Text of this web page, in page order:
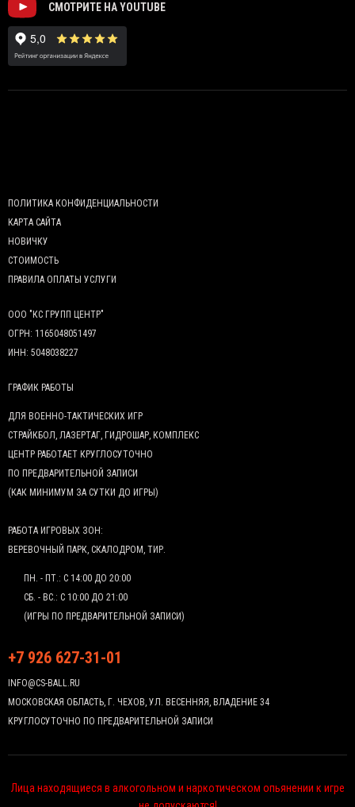
СМОТРИТЕ НА YOUTUBE
ПОЛИТИКА КОНФИДЕНЦИАЛЬНОСТИ
КАРТА САЙТА
НОВИЧКУ
СТОИМОСТЬ
ПРАВИЛА ОПЛАТЫ УСЛУГИ
ООО "КС ГРУПП ЦЕНТР"
ОГРН: 1165048051497
ИНН: 5048038227
ГРАФИК РАБОТЫ
ДЛЯ ВОЕННО-ТАКТИЧЕСКИХ ИГР
СТРАЙКБОЛ, ЛАЗЕРТАГ, ГИДРОШАР, КОМПЛЕКС
ЦЕНТР РАБОТАЕТ КРУГЛОСУТОЧНО
ПО ПРЕДВАРИТЕЛЬНОЙ ЗАПИСИ
(КАК МИНИМУМ ЗА СУТКИ ДО ИГРЫ)
РАБОТА ИГРОВЫХ ЗОН:
ВЕРЕВОЧНЫЙ ПАРК, СКАЛОДРОМ, ТИР.
ПН. - ПТ.: С 14:00 ДО 20:00
СБ. - ВС.: С 10:00 ДО 21:00
(ИГРЫ ПО ПРЕДВАРИТЕЛЬНОЙ ЗАПИСИ)
+7 926 627-31-01
INFO@CS-BALL.RU
МОСКОВСКАЯ ОБЛАСТЬ, Г. ЧЕХОВ, УЛ. ВЕСЕННЯЯ, ВЛАДЕНИЕ 34
КРУГЛОСУТОЧНО ПО ПРЕДВАРИТЕЛЬНОЙ ЗАПИСИ
Лица находящиеся в алкогольном и наркотическом опьянении к игре